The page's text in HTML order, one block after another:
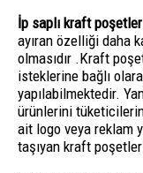
İp saplı kraft
ayıran özelliği daha
olmasıdır .Kraft
isteklerine bağlı
yapılabilmektedir.
ürünlerini
ait logo veya reklam
taşıyan kraft